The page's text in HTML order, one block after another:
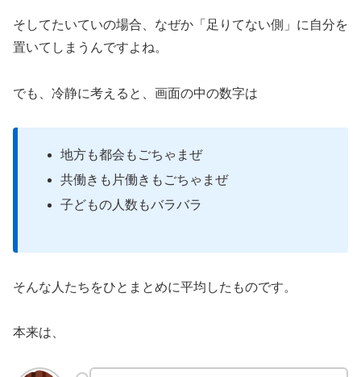
そしてたいていの場合、なぜか「足りてない側」に自分を
置いてしまうんですよね。
でも、冷静に考えると、画面の中の数字は
地方も都会もごちゃまぜ
共働きも片働きもごちゃまぜ
子どもの人数もバラバラ
そんな人たちをひとまとめに平均したものです。
本来は、